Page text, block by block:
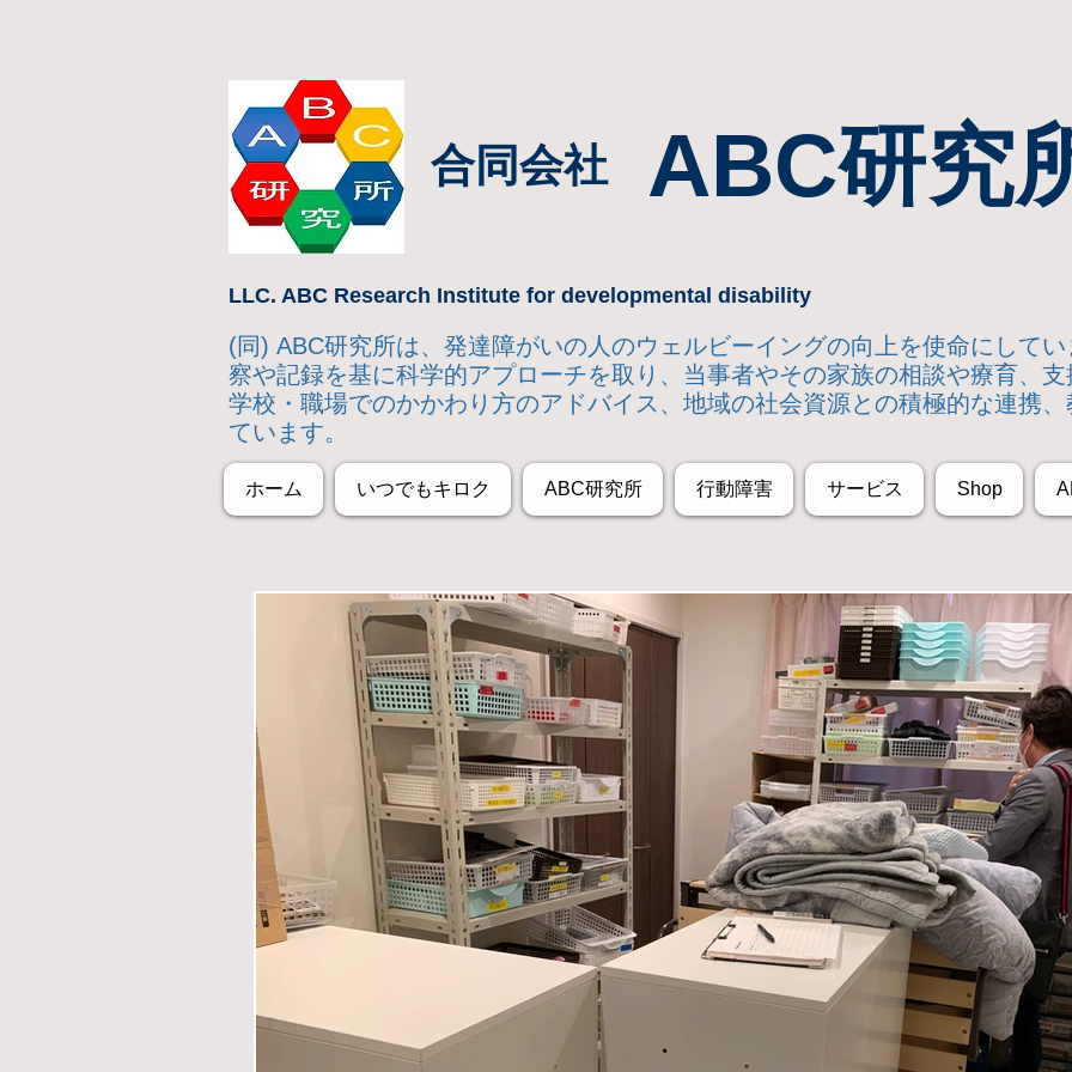
合同会社 ABC研究
LLC. ABC Research Institute for developmental disability
(同) ABC研究所は、発達障がいの人のウェルビーイングの向上を使命にして
察や記録を基に科学的アプローチを取り 、当事者やその家族の相談や療育、
学校・職場でのかかわり方のアドバイス、地域の社会資源との積極的な連携
ています。
ホーム いつでもキロク ABC研究所 行動障害 サービス Shop